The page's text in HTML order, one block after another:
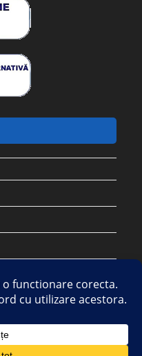
DIstribution Group